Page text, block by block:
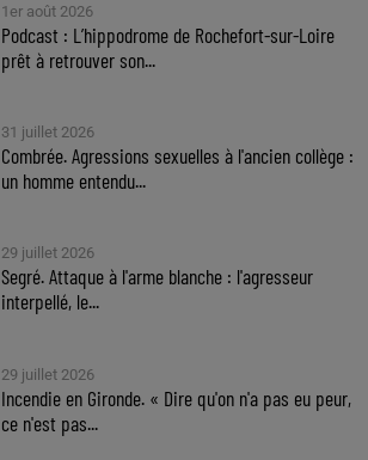
1er août 2026
Podcast : L’hippodrome de Rochefort-sur-Loire
prêt à retrouver son...
31 juillet 2026
Combrée. Agressions sexuelles à l'ancien collège :
un homme entendu...
29 juillet 2026
Segré. Attaque à l'arme blanche : l'agresseur
interpellé, le...
29 juillet 2026
Incendie en Gironde. « Dire qu'on n'a pas eu peur,
ce n'est pas...